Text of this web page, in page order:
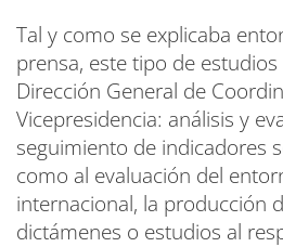
Tal y como se explicaba
prensa, este tipo de
Dirección General de
Vicepresidencia: análisis y
seguimiento de indicadores
como al evaluación del
internacional, la producción
dictámenes o estudios al